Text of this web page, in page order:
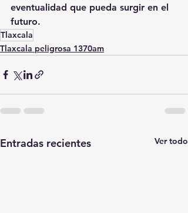
eventualidad que pueda surgir en el
futuro.
Tlaxcala
Tlaxcala peligrosa 1370am
Entradas recientes Ver todo